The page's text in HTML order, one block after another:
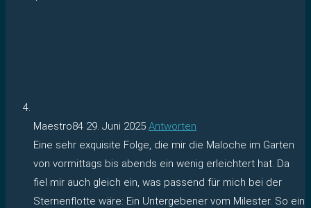
Maestro84 29. Juni 2025 Antworten
Eine sehr exquisite Folge, die mir die Maloche im Garten
von vormittags bis abends ein wenig erleichtert hat. Da
fiel mir auch gleich ein, was passend für mich bei der
Sternenflotte wäre: Ein Untergebener vom Milester. So ein